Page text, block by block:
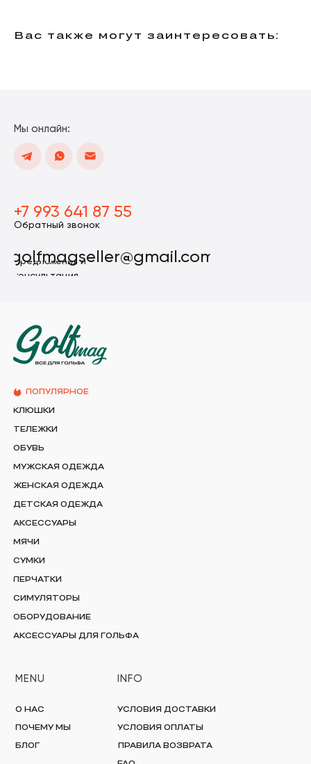
Вас также могут заинтересовать:
+7 993 641 87 55
Обратный звонок
golfmagseller@gmail.com
Предложения и
консультация
О НАС
ПОЧЕМУ МЫ
MENU
БЛОГ
УСЛОВИЯ ДОСТАВКИ
УСЛОВИЯ ОПЛАТЫ
INFO
Мы онлайн:
КЛЮШКИ
СУМКИ
ОБУВЬ
ПЕРЧАТКИ
ТЕЛЕЖКИ
АКСЕССУАРЫ ДЛЯ ГОЛЬФА
МЯЧИ
СИМУЛЯТОРЫ
ОБОРУДОВАНИЕ
МУЖСКАЯ ОДЕЖДА
ЖЕНСКАЯ ОДЕЖДА
ДЕТСКАЯ ОДЕЖДА
АКСЕССУАРЫ
ПОПУЛЯРНОЕ
ПРАВИЛА ВОЗВРАТА